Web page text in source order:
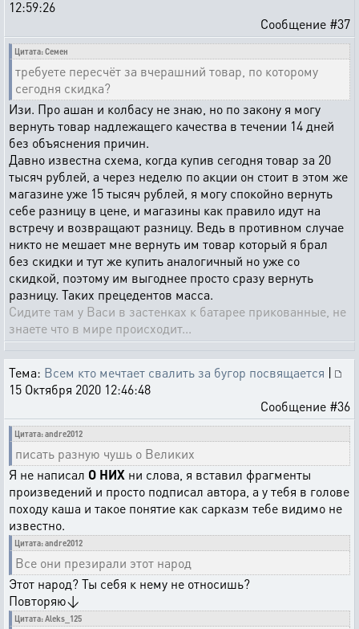
12:59:26
Сообщение #37
Цитата: Семен
требуете пересчёт за вчерашний товар, по которому
сегодня скидка?
Изи. Про ашан и колбасу не знаю, но по закону я могу
вернуть товар надлежащего качества в течении 14 дней
без объяснения причин.
Давно известна схема, когда купив сегодня товар за 20
тысяч рублей, а через неделю по акции он стоит в этом же
магазине уже 15 тысяч рублей, я могу спокойно вернуть
себе разницу в цене, и магазины как правило идут на
встречу и возвращают разницу. Ведь в противном случае
никто не мешает мне вернуть им товар который я брал
без скидки и тут же купить аналогичный но уже со
скидкой, поэтому им выгоднее просто сразу вернуть
разницу. Таких прецедентов масса.
Сидите там у Васи в застенках к батарее прикованные, не
знаете что в мире происходит...
Тема: Всем кто мечтает свалить за бугор посвящается |
15 Октября 2020 12:46:48
Сообщение #36
Цитата: andre2012
писать разную чушь о Великих
Я не написал О НИХ ни слова, я вставил фрагменты
произведений и просто подписал автора, а у тебя в голове
походу каша и такое понятие как сарказм тебе видимо не
известно.
Цитата: andre2012
Все они презирали этот народ
Этот народ? Ты себя к нему не относишь?
Повторяю↓
Цитата: Aleks_125